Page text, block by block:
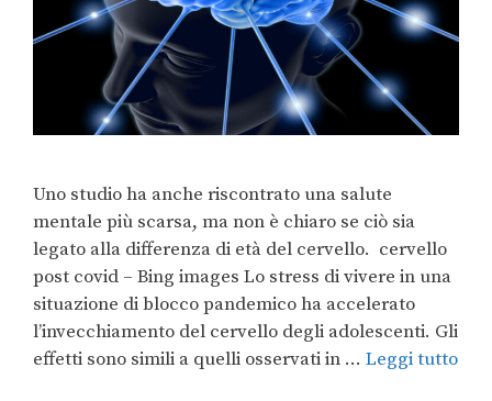
Uno studio ha anche riscontrato una salute
mentale più scarsa, ma non è chiaro se ciò sia
legato alla differenza di età del cervello. cervello
post covid – Bing images Lo stress di vivere in una
situazione di blocco pandemico ha accelerato
l’invecchiamento del cervello degli adolescenti. Gli
effetti sono simili a quelli osservati in … Leggi tutto